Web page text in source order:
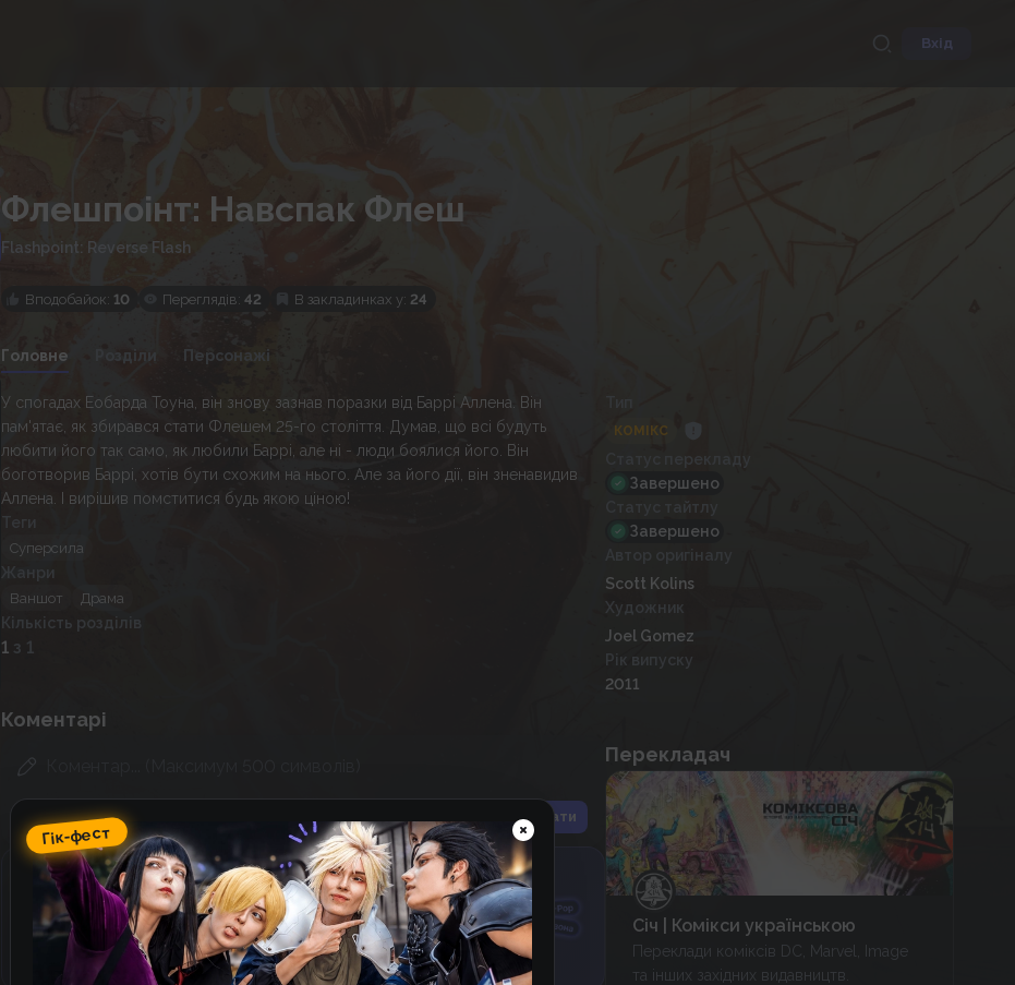
Вхід
Флешпоінт: Навспак Флеш
Flashpoint: Reverse Flash
Вподобайок: 10 Переглядів: 42 В закладинках у: 24
Головне Розділи Персонажі
У спогадах Еобарда Тоуна, він знову зазнав поразки від Баррі Аллена. Він
пам'ятає, як збирався стати Флешем 25-го століття. Думав, що всі будуть
любити його так само, як любили Баррі, але ні - люди боялися його. Він
боготворив Баррі, хотів бути схожим на нього. Але за його дії, він зненавидив
Аллена. І вирішив помститися будь якою ціною!
Теги
Суперсила
Жанри
Ваншот Драма
Кількість розділів
1 з 1
Коментарі
Надіслати
Гік-фест
Comic Wave: фестиваль гік-
культури, косплею, аніме та
коміксів
До фестивалю 14 днів 23:35:12
КОМІКС
Статус перекладу
Завершено
Статус тайтлу
Завершено
Автор оригіналу
Scott Kolins
Художник
Joel Gomez
Рік випуску
2011
Перекладач
Січ | Комікси українською
Переклади коміксів DC, Marvel, Image
та інших західних видавництв.
Гік-фест